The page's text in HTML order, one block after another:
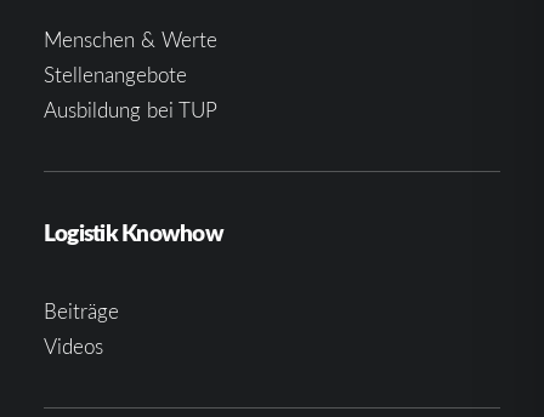
Menschen & Werte
Stellenangebote
Ausbildung bei TUP
Logistik Knowhow
Beiträge
Videos